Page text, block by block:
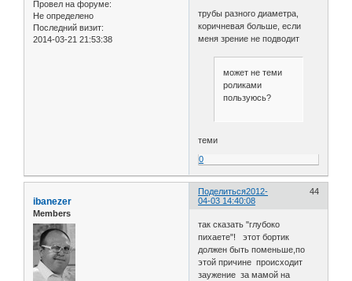
Провел на форуме:
Не определено
Последний визит:
2014-03-21 21:53:38
трубы разного диаметра,
коричневая больше, если
меня зрение не подводит
может не теми
роликами
пользуюсь?
теми
0
Поделиться 44
2012-
04-03 14:40:08
ibanezer
Members
так сказать "глубоко
пихаете"! этот бортик
должен быть поменьше,по
этой причине происходит
заужение за мамой на